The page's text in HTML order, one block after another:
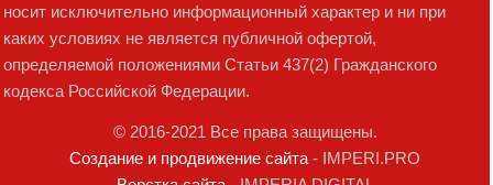
носит исключительно информационный характер и ни при
каких условиях не является публичной офертой,
определяемой положениями Статьи 437(2) Гражданского
кодекса Российской Федерации.
© 2016-2021 Все права защищены.
Создание и продвижение сайта - IMPERI.PRO